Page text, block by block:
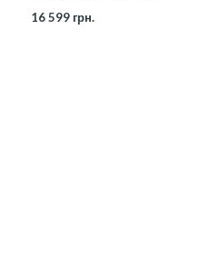
16 599 грн.